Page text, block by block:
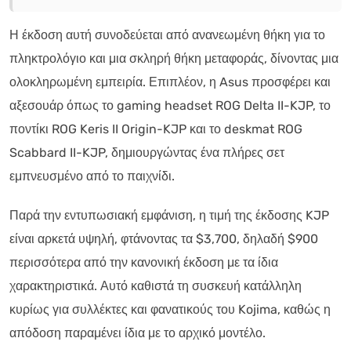
Η έκδοση αυτή συνοδεύεται από ανανεωμένη θήκη για το
πληκτρολόγιο και μια σκληρή θήκη μεταφοράς, δίνοντας μια
ολοκληρωμένη εμπειρία. Επιπλέον, η Asus προσφέρει και
αξεσουάρ όπως το gaming headset ROG Delta II-KJP, το
ποντίκι ROG Keris II Origin-KJP και το deskmat ROG
Scabbard II-KJP, δημιουργώντας ένα πλήρες σετ
εμπνευσμένο από το παιχνίδι.
Παρά την εντυπωσιακή εμφάνιση, η τιμή της έκδοσης KJP
είναι αρκετά υψηλή, φτάνοντας τα $3,700, δηλαδή $900
περισσότερα από την κανονική έκδοση με τα ίδια
χαρακτηριστικά. Αυτό καθιστά τη συσκευή κατάλληλη
κυρίως για συλλέκτες και φανατικούς του Kojima, καθώς η
απόδοση παραμένει ίδια με το αρχικό μοντέλο.